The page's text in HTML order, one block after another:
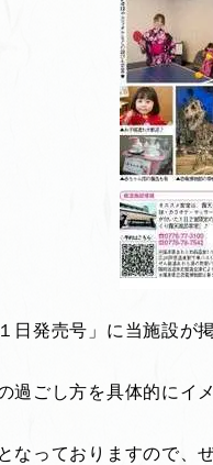
発売号」に当施設が
過ごし方を具体的にイ
っておりますので、